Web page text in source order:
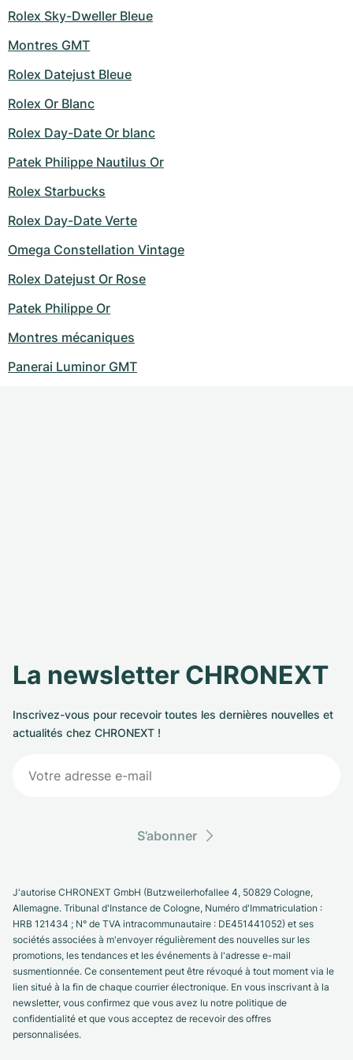
Rolex Sky-Dweller Bleue
Montres GMT
Rolex Datejust Bleue
Rolex Or Blanc
Rolex Day-Date Or blanc
Patek Philippe Nautilus Or
Rolex Starbucks
Rolex Day-Date Verte
Omega Constellation Vintage
Rolex Datejust Or Rose
Patek Philippe Or
Montres mécaniques
Panerai Luminor GMT
La newsletter CHRONEXT
Inscrivez-vous pour recevoir toutes les dernières nouvelles et
actualités chez CHRONEXT !
S’abonner
J'autorise CHRONEXT GmbH (Butzweilerhofallee 4, 50829 Cologne,
Allemagne. Tribunal d'Instance de Cologne, Numéro d'Immatriculation :
HRB 121434 ; N° de TVA intracommunautaire : DE451441052) et ses
sociétés associées à m'envoyer régulièrement des nouvelles sur les
promotions, les tendances et les événements à l'adresse e-mail
susmentionnée. Ce consentement peut être révoqué à tout moment via le
lien situé à la fin de chaque courrier électronique. En vous inscrivant à la
newsletter, vous confirmez que vous avez lu notre politique de
confidentialité et que vous acceptez de recevoir des offres
personnalisées.